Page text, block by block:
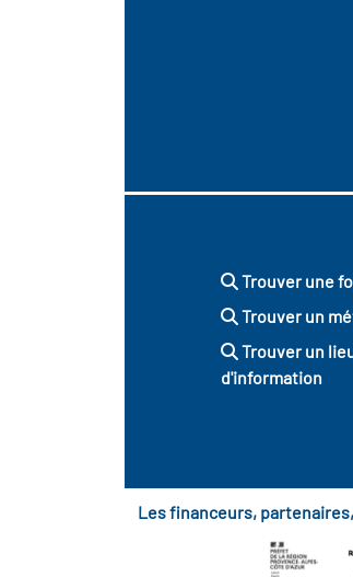
Trouver une
Trouver un
Trouver un
d'information
Les financeurs,